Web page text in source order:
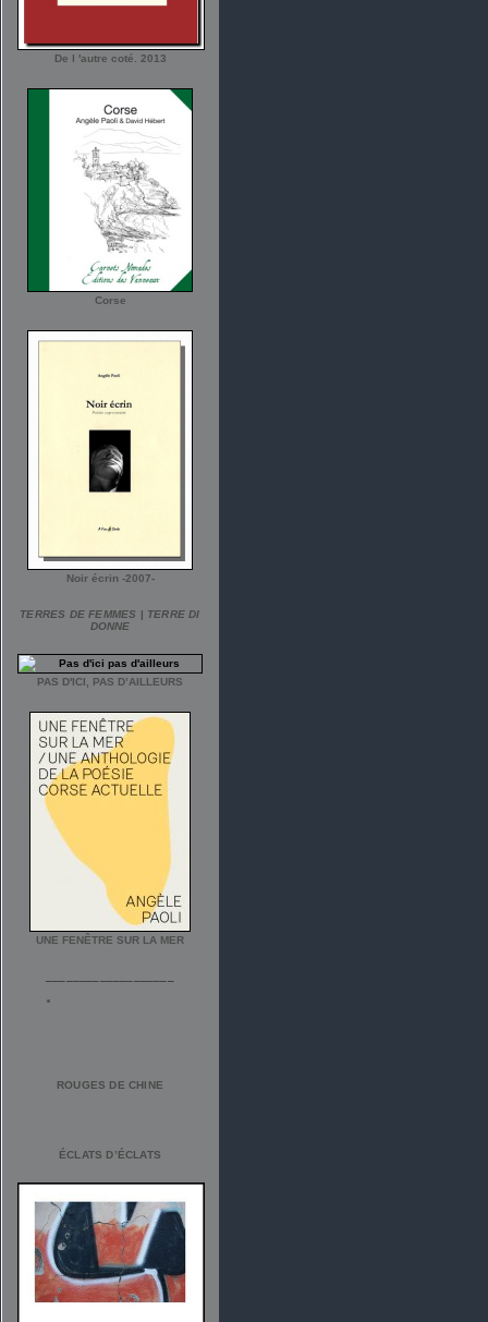
De l 'autre coté. 2013
Corse
Noir écrin -2007-
TERRES DE FEMMES | TERRE DI
DONNE
PAS D'ICI, PAS D’AILLEURS
UNE FENÊTRE SUR LA MER
ROUGES DE CHINE
ÉCLATS D’ÉCLATS